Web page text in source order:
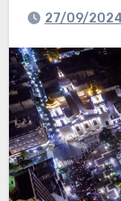
27/09/2024